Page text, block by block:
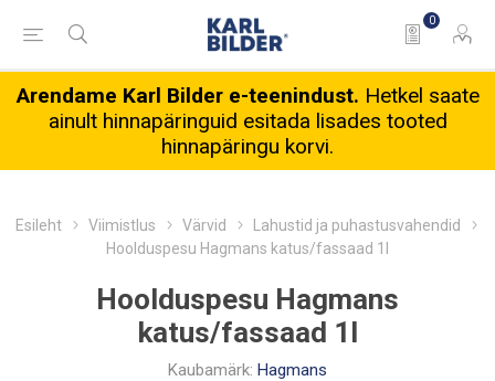
0
Arendame Karl Bilder e-teenindust. Hetkel saate
ainult hinnapäringuid esitada lisades tooted
hinnapäringu korvi.
Esileht Viimistlus Värvid
Lahustid ja puhastusvahendid
Hoolduspesu Hagmans katus/fassaad 1l
Hoolduspesu Hagmans
katus/fassaad 1l
Kaubamärk: Hagmans